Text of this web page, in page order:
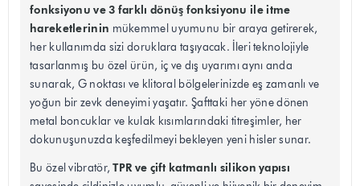
fonksiyonu ve 3 farklı dönüş fonksiyonu ile itme
hareketlerinin mükemmel uyumunu bir araya getirerek,
her kullanımda sizi doruklara taşıyacak. İleri teknolojiyle
tasarlanmış bu özel ürün, iç ve dış uyarımı aynı anda
sunarak, G noktası ve klitoral bölgelerinizde eş zamanlı ve
yoğun bir zevk deneyimi yaşatır. Şafttaki her yöne dönen
metal boncuklar ve kulak kısımlarındaki titreşimler, her
dokunuşunuzda keşfedilmeyi bekleyen yeni hisler sunar.
Bu özel vibratör,TPR ve çift katmanlı silikon yapısı